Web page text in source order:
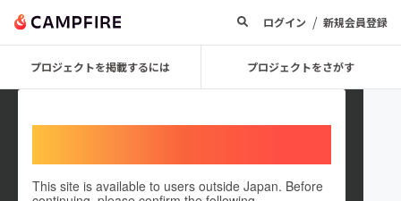
ログイン / 新規会員登録
プロジェクトを掲載するには プロジェクトをさがす
This site is available to users outside Japan. Before